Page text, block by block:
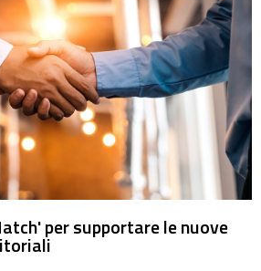
per supportare le nuove